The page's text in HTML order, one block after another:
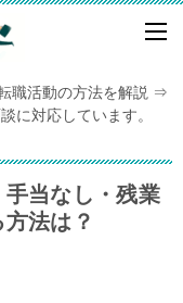
職活動の方法を解説 ⇒
に対応しています。
当なし・残業
法は？